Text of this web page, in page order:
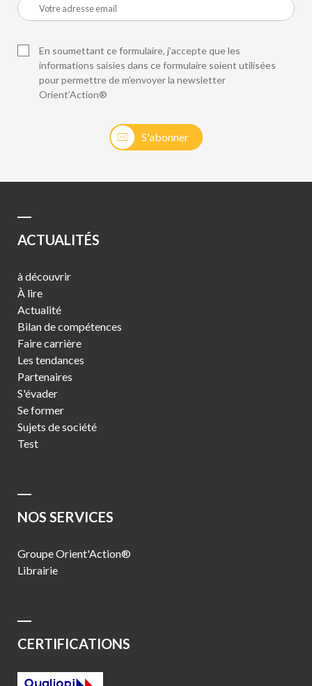
S'abonner
En soumettant ce formulaire, j’accepte que les
informations saisies dans ce formulaire soient utilisées
pour permettre de m’envoyer la newsletter
Orient’Action®
ACTUALITÉS
à découvrir
À lire
Actualité
Bilan de compétences
Faire carrière
Les tendances
Partenaires
S'évader
Se former
Sujets de société
Test
NOS SERVICES
Groupe Orient'Action®
Librairie
CERTIFICATIONS